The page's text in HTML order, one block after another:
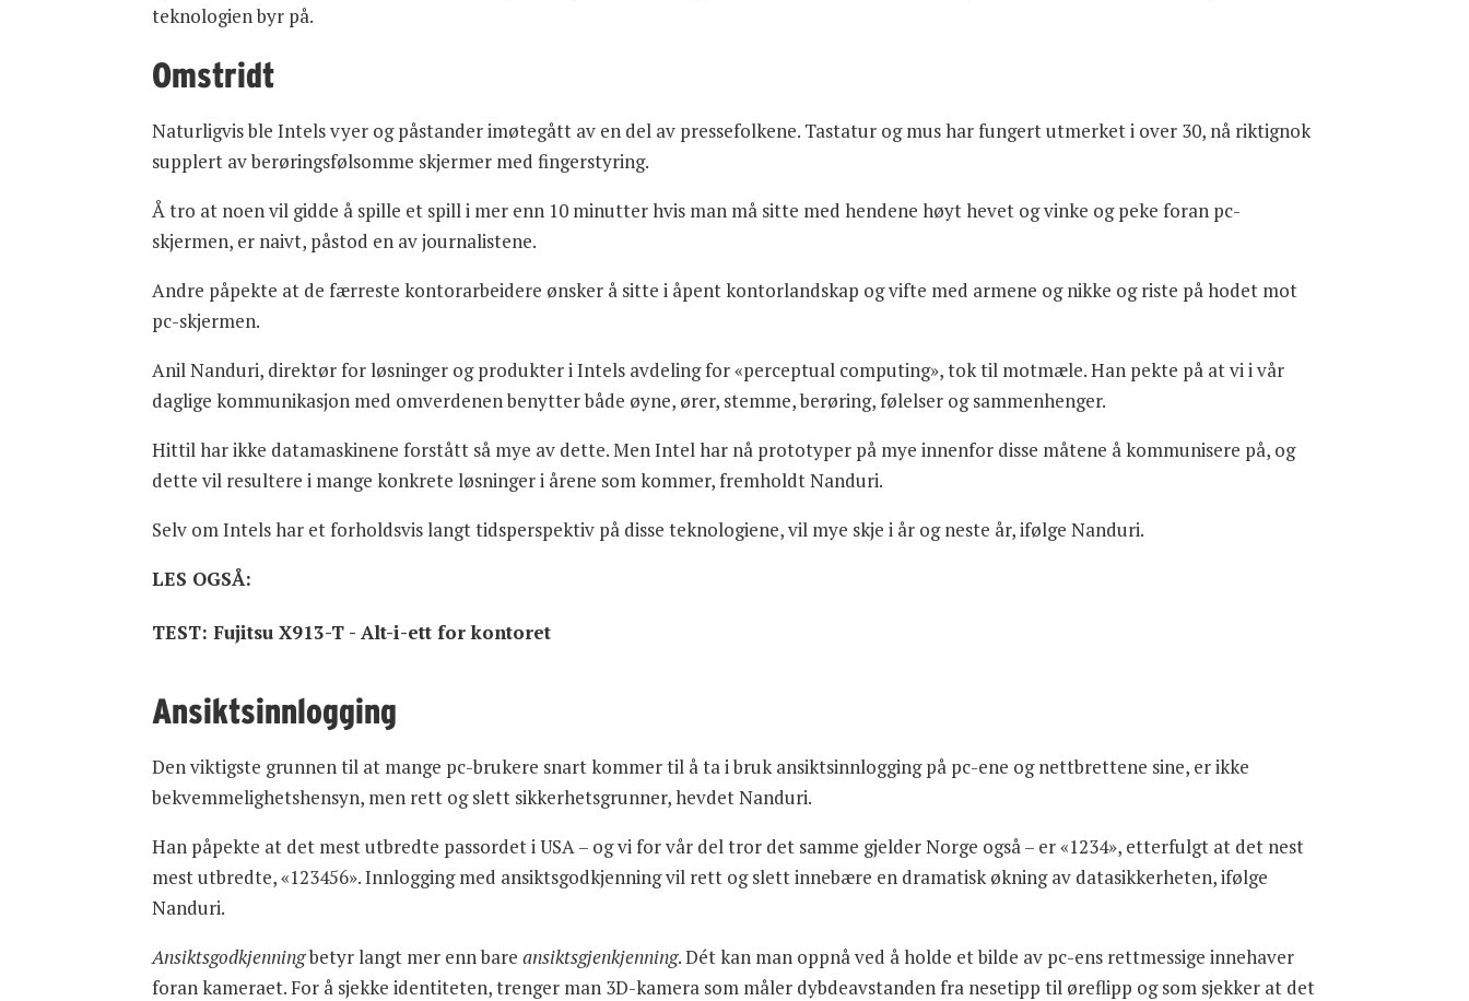
teknologien byr på.
Omstridt
Naturligvis ble Intels vyer og påstander imøtegått av en del av pressefolkene. Tastatur og mus har fungert utmerket i over 30, nå riktignok
supplert av berøringsfølsomme skjermer med fingerstyring.
Å tro at noen vil gidde å spille et spill i mer enn 10 minutter hvis man må sitte med hendene høyt hevet og vinke og peke foran pc-
skjermen, er naivt, påstod en av journalistene.
Andre påpekte at de færreste kontorarbeidere ønsker å sitte i åpent kontorlandskap og vifte med armene og nikke og riste på hodet mot
pc-skjermen.
Anil Nanduri, direktør for løsninger og produkter i Intels avdeling for «perceptual computing», tok til motmæle. Han pekte på at vi i vår
daglige kommunikasjon med omverdenen benytter både øyne, ører, stemme, berøring, følelser og sammenhenger.
Hittil har ikke datamaskinene forstått så mye av dette. Men Intel har nå prototyper på mye innenfor disse måtene å kommunisere på, og
dette vil resultere i mange konkrete løsninger i årene som kommer, fremholdt Nanduri.
Selv om Intels har et forholdsvis langt tidsperspektiv på disse teknologiene, vil mye skje i år og neste år, ifølge Nanduri.
LES OGSÅ:
TEST: Fujitsu X913-T - Alt-i-ett for kontoret
Ansiktsinnlogging
Den viktigste grunnen til at mange pc-brukere snart kommer til å ta i bruk ansiktsinnlogging på pc-ene og nettbrettene sine, er ikke
bekvemmelighetshensyn, men rett og slett sikkerhetsgrunner, hevdet Nanduri.
Han påpekte at det mest utbredte passordet i USA – og vi for vår del tror det samme gjelder Norge også – er «1234», etterfulgt at det nest
mest utbredte, «123456». Innlogging med ansiktsgodkjenning vil rett og slett innebære en dramatisk økning av datasikkerheten, ifølge
Nanduri.
Ansiktsgodkjenningbetyr langt mer enn bareansiktsgjenkjenning. Dét kan man oppnå ved å holde et bilde av pc-ens rettmessige innehaver
foran kameraet. For å sjekke identiteten, trenger man 3D-kamera som måler dybdeavstanden fra nesetipp til øreflipp og som sjekker at det